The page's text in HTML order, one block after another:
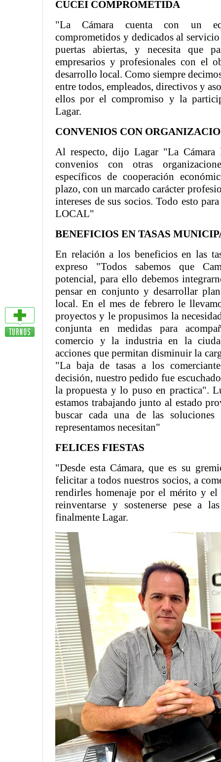
CUCEI COMPROMETIDA
"La Cámara cuenta con un
comprometidos y dedicados al
puertas abiertas, y necesita que
empresarios y profesionales con el
desarrollo local. Como siempre
entre todos, empleados, directivos y
ellos por el compromiso y la
Lagar.
CONVENIOS CON
Al respecto, dijo Lagar "La Cámara
convenios con otras
específicos de cooperación
plazo, con un marcado carácter
intereses de sus socios. Todo esto
LOCAL"
BENEFICIOS EN TASAS
En relación a los beneficios en las
expreso "Todos sabemos que
potencial, para ello debemos
pensar en conjunto y desarrollar
local. En el mes de febrero le
proyectos y le propusimos la
conjunta en medidas para
comercio y la industria en la
acciones que permitan disminuir la
"La baja de tasas a los
decisión, nuestro pedido fue
la propuesta y lo puso en practica".
estamos trabajando junto al estado
buscar cada una de las
representamos necesitan"
FELICES FIESTAS
"Desde esta Cámara, que es su
felicitar a todos nuestros socios, a
rendirles homenaje por el mérito y el
reinventarse y sostenerse pese a
finalmente Lagar.